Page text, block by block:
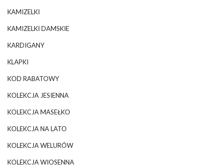
KAMIZELKI
KAMIZELKI DAMSKIE
KARDIGANY
KLAPKI
KOD RABATOWY
KOLEKCJA JESIENNA
KOLEKCJA MASEŁKO
KOLEKCJA NA LATO
KOLEKCJA WELURÓW
KOLEKCJA WIOSENNA